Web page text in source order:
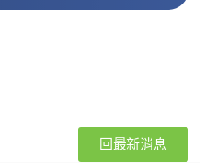
回最新消息